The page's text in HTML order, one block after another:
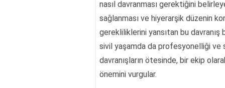
nasıl davranması gerektiğini
sağlanması ve hiyerarşik düzenin
gerekliliklerini yansıtan bu
sivil yaşamda da profesyonelliği ve
davranışların ötesinde, bir ekip
önemini vurgular.